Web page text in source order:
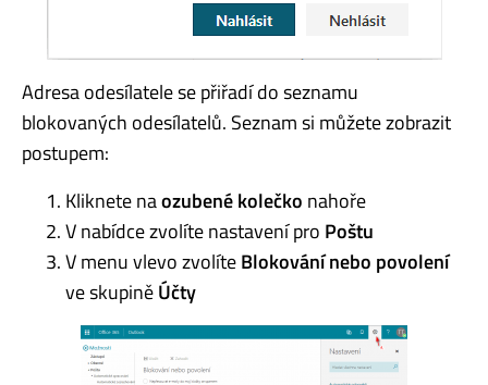
Adresa odesílatele se přiřadí do seznamu
blokovaných odesílatelů. Seznam si můžete zobrazit
postupem:
Kliknete naozubené kolečko nahoře
V nabídce zvolíte nastavení pro Poštu
V menu vlevo zvolíteBlokování nebo povolení
ve skupiněÚčty